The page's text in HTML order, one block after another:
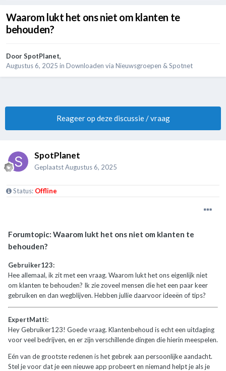
Waarom lukt het ons niet om klanten te
behouden?
DoorSpotPlanet,
Augustus 6, 2025 in Downloaden via Nieuwsgroepen & Spotnet
Reageer op deze discussie / vraag
SpotPlanet
GeplaatstAugustus 6, 2025
Status: Offline
Forumtopic: Waarom lukt het ons niet om klanten te
behouden?
Gebruiker123:
Hee allemaal, ik zit met een vraag. Waarom lukt het ons eigenlijk niet
om klanten te behouden? Ik zie zoveel mensen die het een paar keer
gebruiken en dan wegblijven. Hebben jullie daarvoor ideeën of tips?
ExpertMatti:
Hey Gebruiker123! Goede vraag. Klantenbehoud is echt een uitdaging
voor veel bedrijven, en er zijn verschillende dingen die hierin meespelen.
Eén van de grootste redenen is het gebrek aan persoonlijke aandacht.
Stel je voor dat je een nieuwe app probeert en niemand helpt je als je